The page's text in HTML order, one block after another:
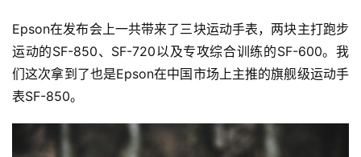
Epson在发布会上一共带来了三块运动手表，两块主打跑步
运动的SF-850、SF-720以及专攻综合训练的SF-600。我
们这次拿到了也是Epson在中国市场上主推的旗舰级运动手
表SF-850。